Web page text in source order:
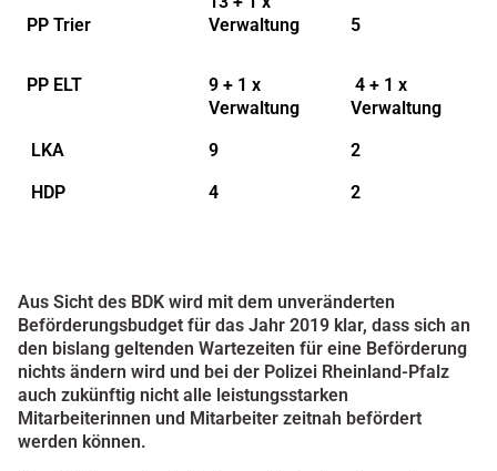
PP Trier
Verwaltung
5
PP ELT
9 + 1 x
Verwaltung
4 + 1 x
Verwaltung
LKA
9
2
HDP
4 2
Aus Sicht des BDK wird mit dem unveränderten
Beförderungsbudget für das Jahr 2019 klar, dass sich an
den bislang geltenden Wartezeiten für eine Beförderung
nichts ändern wird und bei der Polizei Rheinland-Pfalz
auch zukünftig nicht alle leistungsstarken
Mitarbeiterinnen und Mitarbeiter zeitnah befördert
werden können.